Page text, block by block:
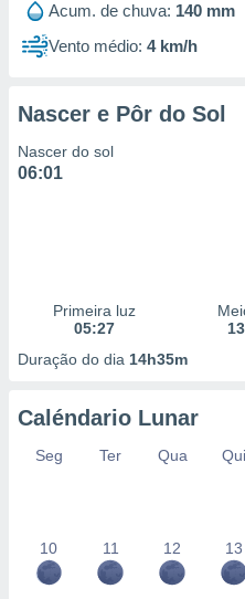
Acum. de chuva: 140 mm
Vento médio: 4 km/h
Nascer e Pôr do Sol
Nascer do sol
06:01
Primeira luz
05:27
Duração do dia 14h35m
Caléndario Lunar
Seg Ter Qua Qui
10 11 12 13